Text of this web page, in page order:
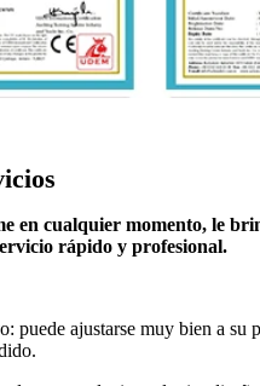
en cualquier momento, le
rápido y profesional.
puede ajustarse muy bien a su